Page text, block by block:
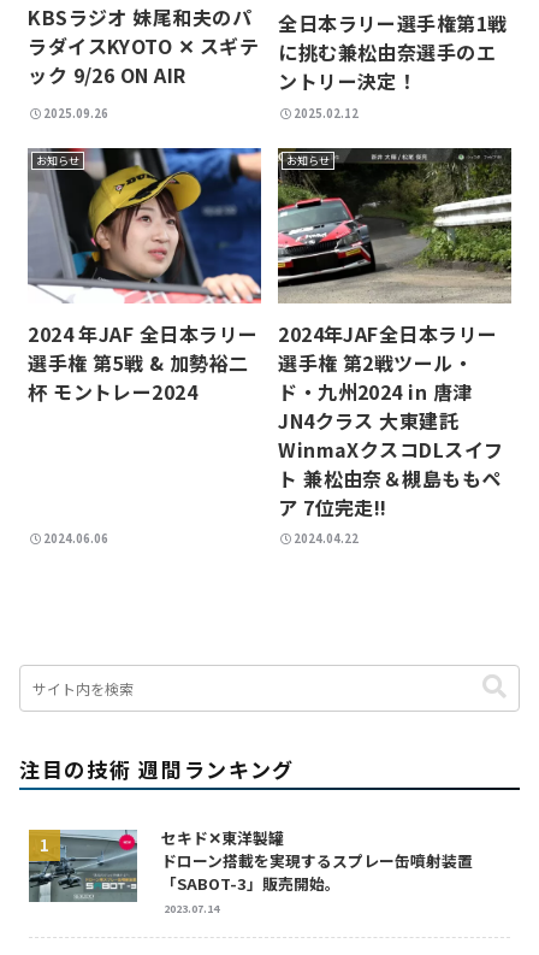
KBSラジオ 妹尾和夫のパ
ラダイスKYOTO ✕ スギテ
ック 9/26 ON AIR
2025.09.26
全日本ラリー選手権第1戦
に挑む兼松由奈選手のエ
ントリー決定！
2025.02.12
お知らせ
2024 年JAF 全日本ラリー
選手権 第5戦 & 加勢裕二
杯 モントレー2024
2024.06.06
お知らせ
2024年JAF全日本ラリー
選手権 第2戦ツール・
ド・九州2024 in 唐津
JN4クラス 大東建託
WinmaXクスコDLスイフ
ト 兼松由奈＆槻島ももペ
ア 7位完走!!
2024.04.22
注目の技術 週間ランキング
セキド✕東洋製罐
ドローン搭載を実現するスプレー缶噴射装置
「SABOT-3」販売開始。
2023.07.14